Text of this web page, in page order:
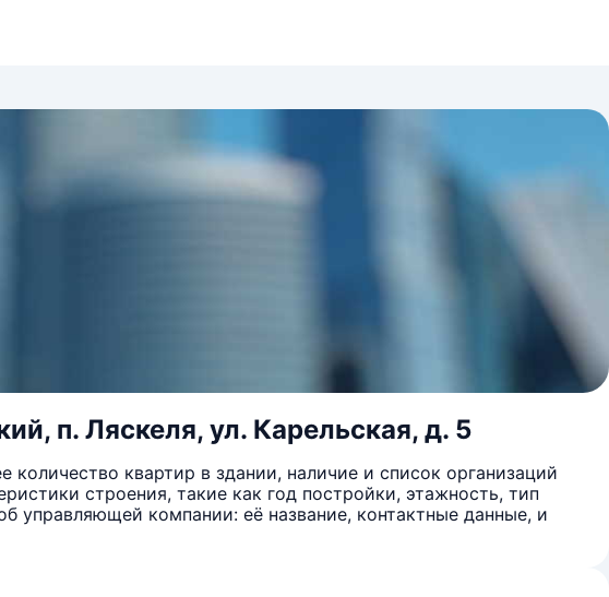
п. Ляскеля, ул. Карельская, д. 5
квартир в здании, наличие и список организаций
строения, такие как год постройки, этажность, тип
управляющей компании: её название, контактные данные, и